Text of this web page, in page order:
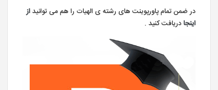
در ضمن تمام پاورپوینت های رشته ی الهیات را هم می توانیداز
اینجادریافت کنید .